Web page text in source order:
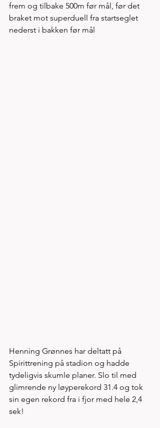
frem og tilbake 500m før mål, før det
braket mot superduell fra startseglet
nederst i bakken før mål
Henning Grønnes har deltatt på
Spirittrening på stadion og hadde
tydeligvis skumle planer. Slo til med
glimrende ny løyperekord 31.4 og tok
sin egen rekord fra i fjor med hele 2,4
sek!